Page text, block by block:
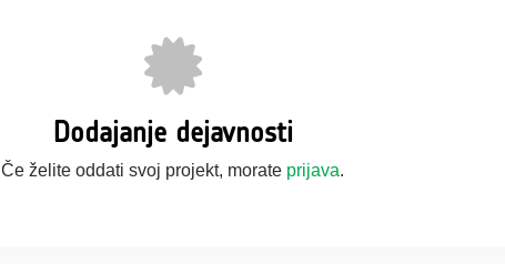
Dodajanje dejavnosti
Če želite oddati svoj projekt, morate prijava.